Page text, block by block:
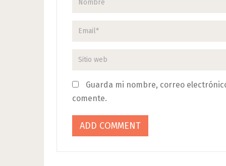
Guarda mi nombre, correo
comente.